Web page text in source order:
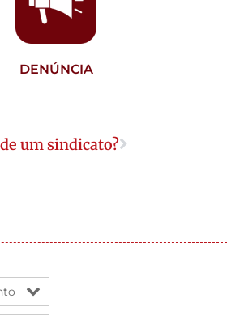
DENÚNCIA
um sindicato?